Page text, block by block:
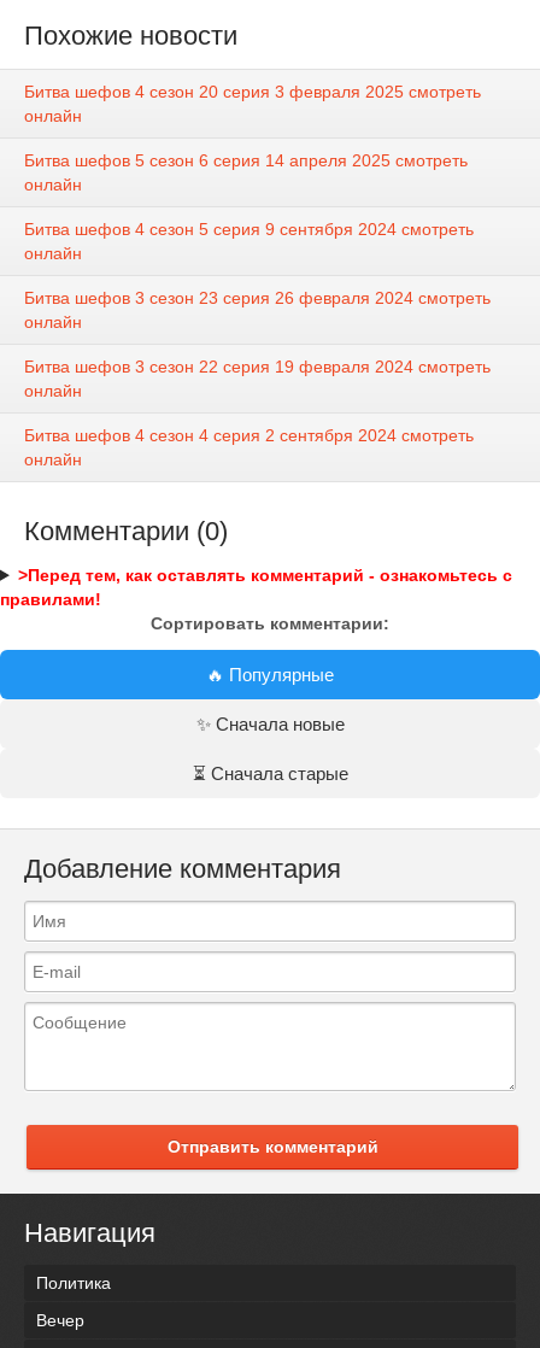
Похожие новости
Битва шефов 4 сезон 20 серия 3 февраля 2025 смотреть
онлайн
Битва шефов 5 сезон 6 серия 14 апреля 2025 смотреть
онлайн
Битва шефов 4 сезон 5 серия 9 сентября 2024 смотреть
онлайн
Битва шефов 3 сезон 23 серия 26 февраля 2024 смотреть
онлайн
Битва шефов 3 сезон 22 серия 19 февраля 2024 смотреть
онлайн
Битва шефов 4 сезон 4 серия 2 сентября 2024 смотреть
онлайн
Комментарии (0)
>Перед тем, как оставлять комментарий - ознакомьтесь с
правилами!
Сортировать комментарии:
🔥 Популярные
✨ Сначала новые
⏳ Сначала старые
Добавление комментария
Отправить комментарий
Навигация
Политика
Вечер